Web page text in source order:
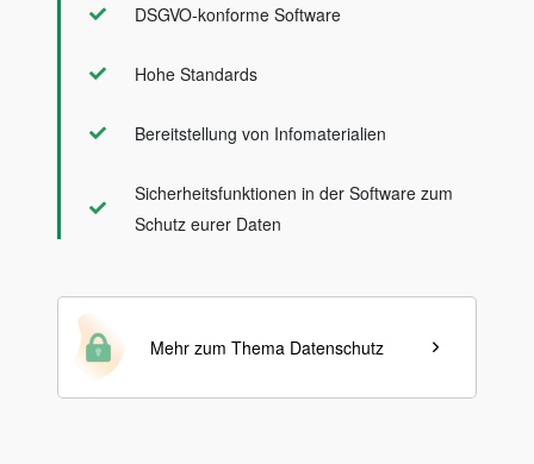
DSGVO-konforme Software
Hohe Standards
Bereitstellung von Infomaterialien
Sicherheitsfunktionen in der Software zum
Schutz eurer Daten
Mehr zum Thema Datenschutz